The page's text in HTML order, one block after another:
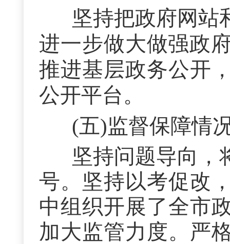
坚持把政府网站
进一步做大做强政
推进基层政务公开
公开平台。
(五)监督保障情
坚持问题导向，
号。坚持以考促改
中组织开展了全市
加大监管力度。严